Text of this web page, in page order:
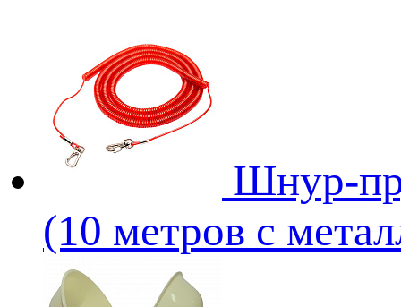
Шнур-
(10 метров с